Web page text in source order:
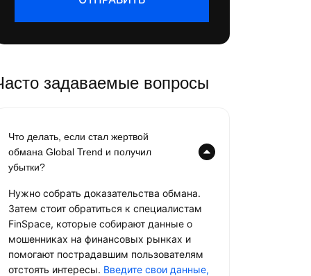
задаваемые вопросы
Что делать, если стал жертвой
обмана Global Trend и получил
убытки?
Нужно собрать доказательства обмана.
Затем стоит обратиться к специалистам
FinSpace, которые собирают данные о
мошенниках на финансовых рынках и
помогают пострадавшим пользователям
отстоять интересы. Введите свои данные,